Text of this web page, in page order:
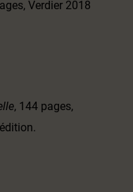
Verdier 2018
, 144 pages,